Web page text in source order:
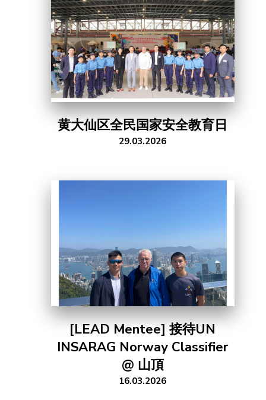
黄大仙区全民国家安全教育日
29.03.2026
[LEAD Mentee] 接待UN
INSARAG Norway Classifier
@ 山頂
16.03.2026